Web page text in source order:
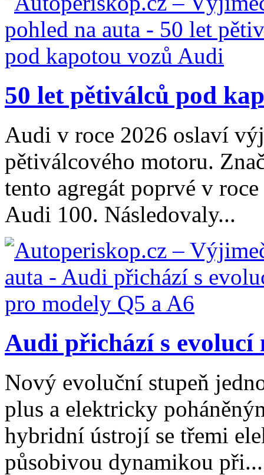
50 let pětiválců pod
Audi v roce 2026 oslaví
pětiválcového motoru.
tento agregát poprvé v
Audi 100. Následovaly...
Audi přichází s evolucí
Nový evoluční stupeň
plus a elektricky
hybridní ústrojí se třemi
působivou dynamikou při...